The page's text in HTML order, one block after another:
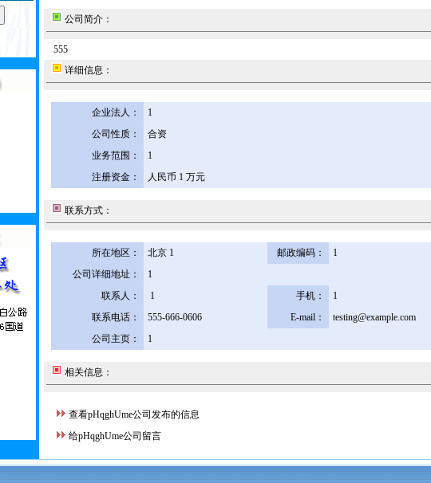
公司简介：
555
详细信息：
企业法人：
1
公司性质：
合资
业务范围：
1
注册资金：
人民币 1 万元
联系方式：
所在地区： 北京 1 邮政编码：
1
公司详细地址：
1
联系人：
1 手机：
1
联系电话：
555-666-0606 E-mail：
testing@example.com
公司主页：
1
相关信息：
查看pHqghUme公司发布的信息
给pHqghUme公司留言